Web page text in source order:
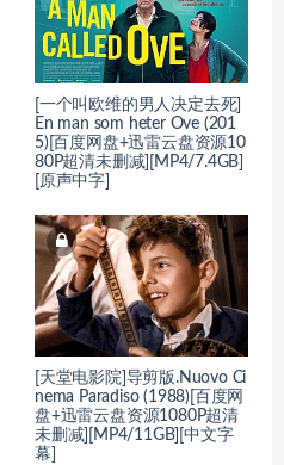
[一个叫欧维的男人决定去死]
En man som heter Ove (201
5)[百度网盘+迅雷云盘资源10
80P超清未删减][MP4/7.4GB]
[原声中字]
[天堂电影院]导剪版.Nuovo Ci
nema Paradiso (1988)[百度网
盘+迅雷云盘资源1080P超清
未删减][MP4/11GB][中文字
幕]